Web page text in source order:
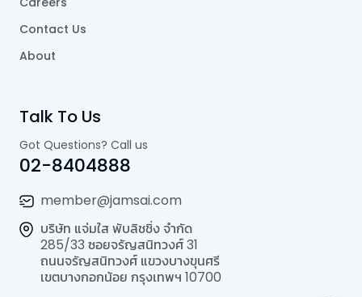
Contact Us
About
Talk To Us
Got Questions? Call us
02-8404888
member@jamsai.com
บริษัท แจ่มใส พับลิชชิ่ง จำกัด
285/33 ซอยจรัญสนิทวงศ์ 31
ถนนจรัญสนิทวงศ์ แขวงบางขุนศรี
เขตบางกอกน้อย กรุงเทพฯ 10700